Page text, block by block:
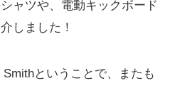
ャツや、電動キックボード
しました！
ということで、またも